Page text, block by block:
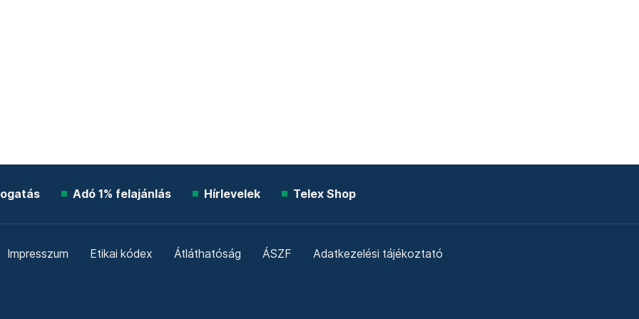
Adó 1% felajánlás Hírlevelek Telex Shop
Impresszum Etikai kódex Átláthatóság ÁSZF Adatkezelési tájékoztató